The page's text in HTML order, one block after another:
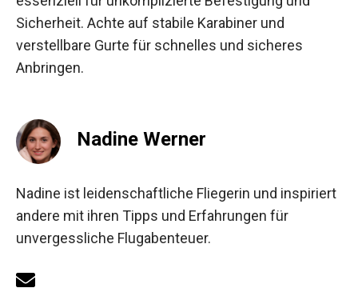
Sicherheit. Achte auf stabile Karabiner und
verstellbare Gurte für schnelles und sicheres
Anbringen.
Nadine Werner
Nadine ist leidenschaftliche Fliegerin und inspiriert
andere mit ihren Tipps und Erfahrungen für
unvergessliche Flugabenteuer.